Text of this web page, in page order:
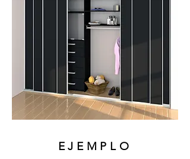
EJEMPLO